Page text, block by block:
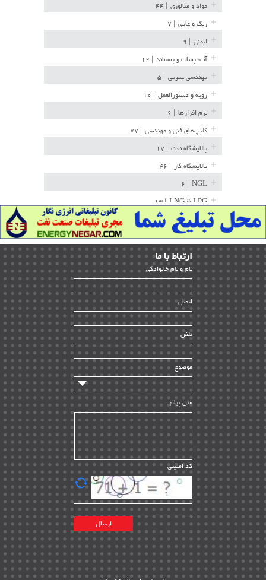
مواد و متالوژی
رنگ و عایق
ایمنی
آب، پساب و پسماند
مهندسی عمومی
رویه و دستورالعمل
نرم افزارها
کلیپ‌های فنی و مهندسی
پالایشگاه نفت
پالایشگاه گاز
NGL
LNG & LPG | ۱۳
خط لوله | ۳۶
مخازن ذخیره | ۱۵
پتروشیمی | ۱۴
بازرسی و QC | ۱۵
HSE | ۳۹
ساخت و نصب | ۱۲
راه اندازی | ۹
سازندگان و تامین کنندگان | ۱۰
تامین مالی و سرمایه گذاری | ۳۲
ماشین آلات
مدیریت پروژه
مدیریت دانش
مدیریت سازمانی و عمومی | ۲
تأمین کالا | ۱۳
EPC | ۲۰
پیمانکاران بین المللی | ۸
اطلاعات انرژی کشورها | ۱۴
پروژه های خارجی | ۱۵
نقشه های نفت و گاز خارجی | ۱۰
شرکت های نفتی | ۱۴
پلانت های فعال | ۴۰
ارﺗﺒﺎط ﺑﺎ ما
ﻧﺎم و ﻧﺎم ﺧﺎﻧﻮادﮔﻰ
ایمیل
تلفن
موضوع
متن پیام
کد امنیتی